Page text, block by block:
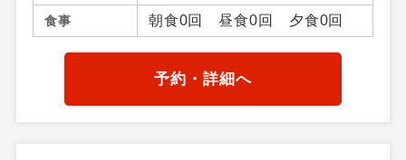
米沢・山形県その他、福島県
／福島市内・飯坂温泉・会津
若松・東山・芦ノ牧・喜多
方・熱塩温泉・磐梯高原・土
湯・高湯温泉周辺・郡山・福
食事 朝食0回 昼食0回 夕食0回
予約・詳細へ